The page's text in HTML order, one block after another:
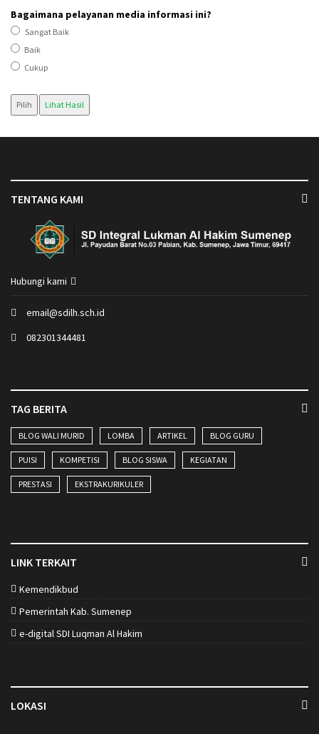
Bagaimana pelayanan media informasi ini?
Sangat Baik
Baik
Cukup
Pilih Lihat Hasil
TENTANG KAMI
Hubungi kami
email@sdilh.sch.id
082301344481
TAG BERITA
BLOG WALI MURID LOMBA ARTIKEL BLOG GURU
PUISI KOMPETISI BLOG SISWA KEGIATAN
PRESTASI EKSTRAKURIKULER
LINK TERKAIT
Kemendikbud
Pemerintah Kab. Sumenep
e-digital SDI Luqman Al Hakim
LOKASI